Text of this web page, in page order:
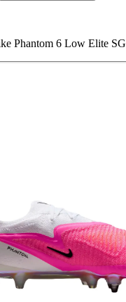
Phantom 6 Low Elite SG